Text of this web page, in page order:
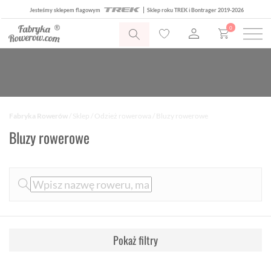
Jesteśmy sklepem flagowym Sklep roku TREK i Bontrager 2019-2026
0
Bluzy rowerowe
Fabryka Rowerów Sklep Odzież rowerowa / Bluzy rowerowe
Pokaż filtry